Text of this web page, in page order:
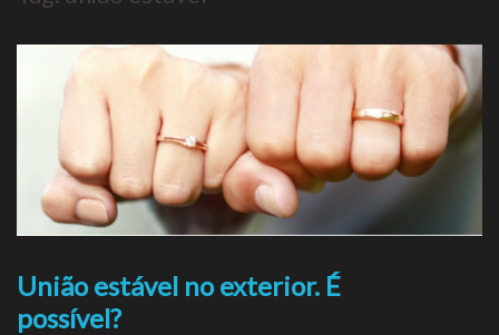
União estável no exterior. É
possível?